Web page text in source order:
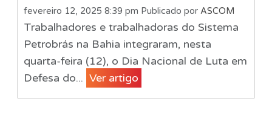
fevereiro 12, 2025 8:39 pm Publicado por ASCOM
Trabalhadores e trabalhadoras do Sistema
Petrobrás na Bahia integraram, nesta
quarta-feira (12), o Dia Nacional de Luta em
Defesa do... Ver artigo